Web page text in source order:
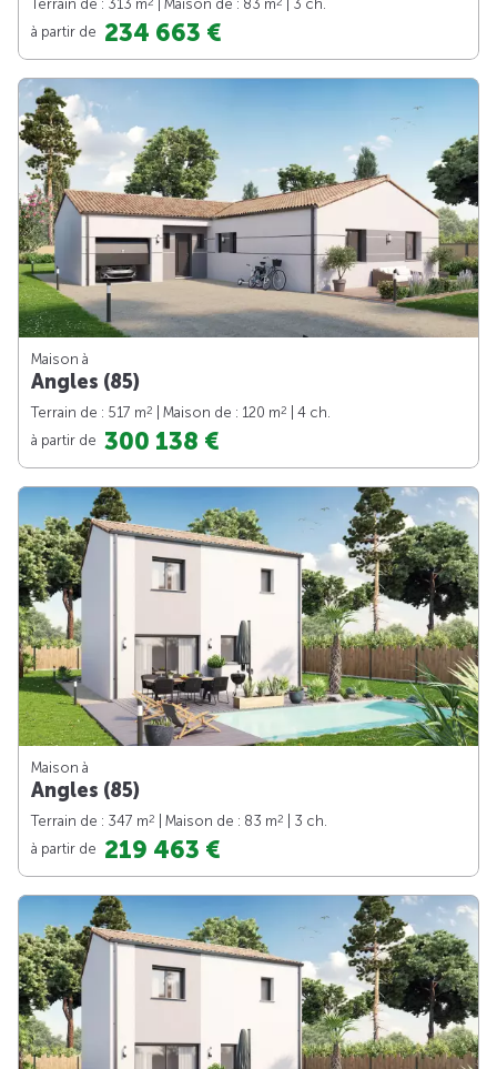
Terrain de : 313 m | Maison de : 83 m
| 3 ch.
à partir de 234 663 €
Maison à
Angles (85)
Terrain de : 517 m2 | Maison de : 120 m2
| 4 ch.
à partir de 300 138 €
Maison à
Angles (85)
Terrain de : 347 m2 | Maison de : 83 m2
| 3 ch.
à partir de 219 463 €